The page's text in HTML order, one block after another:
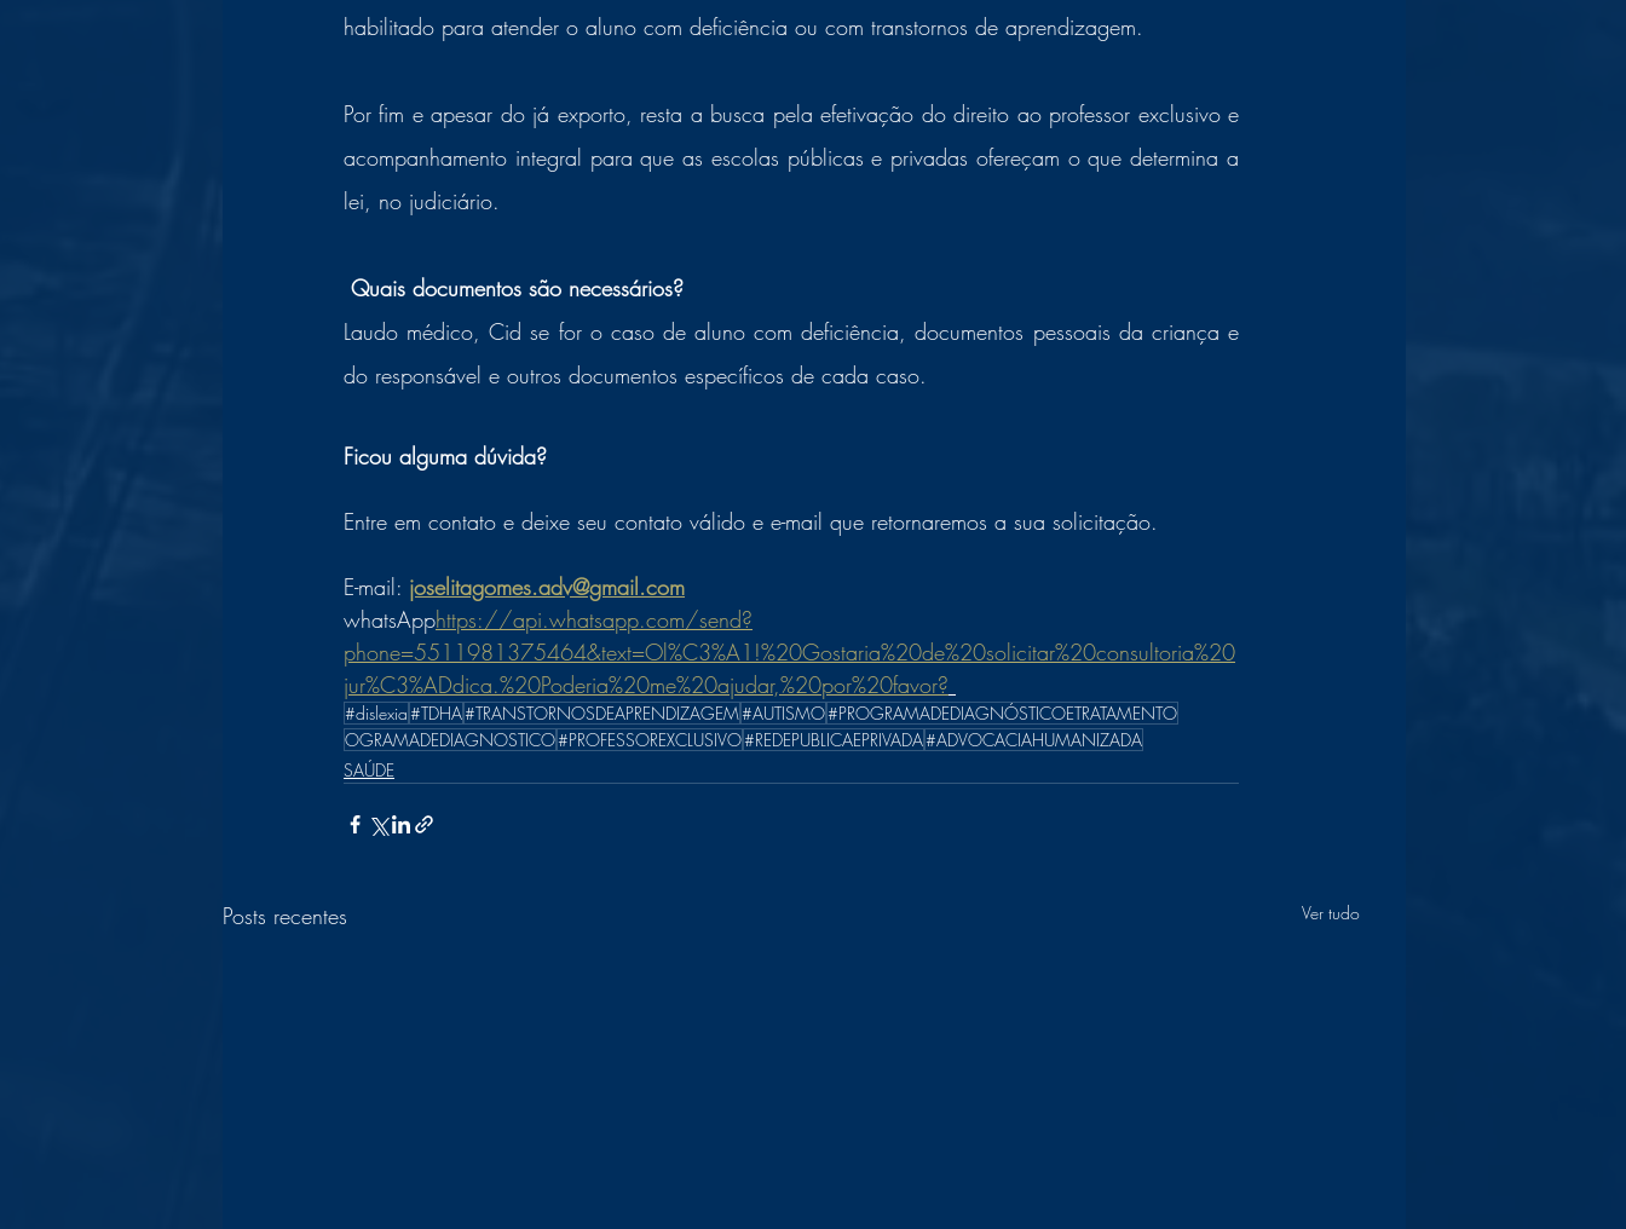
habilitado para atender o aluno com deficiência ou com transtornos de aprendizagem.
Por fim e apesar do já exporto, resta a busca pela efetivação do direito ao professor exclusivo e
acompanhamento integral para que as escolas públicas e privadas ofereçam o que determina a
lei, no judiciário.
Quais documentos são necessários?
Laudo médico, Cid se for o caso de aluno com deficiência, documentos pessoais da criança e
do responsável e outros documentos específicos de cada caso.
Ficou alguma dúvida?
Entre em contato e deixe seu contato válido e e-mail que retornaremos a sua solicitação.
E-mail: joselitagomes.adv@gmail.com
whatsApphttps://api.whatsapp.com/send?
phone=5511981375464&text=Ol%C3%A1!%20Gostaria%20de%20solicitar%20consultoria%20
jur%C3%ADdica.%20Poderia%20me%20ajudar,%20por%20favor?
#dislexia#TDHA#TRANSTORNOSDEAPRENDIZAGEM#AUTISMO#PROGRAMADEDIAGNÓSTICOETRATAMENTO
OGRAMADEDIAGNOSTICO#PROFESSOREXCLUSIVO#REDEPUBLICAEPRIVADA#ADVOCACIAHUMANIZADA
SAÚDE
Posts recentes Ver tudo